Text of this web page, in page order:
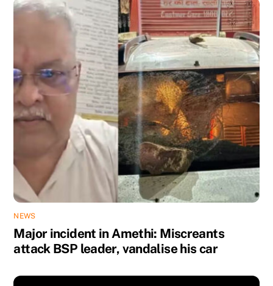
NEWS
Major incident in Amethi: Miscreants
attack BSP leader, vandalise his car